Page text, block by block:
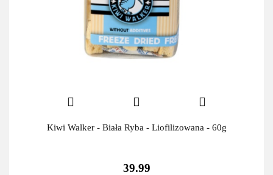
Kiwi Walker - Biała Ryba - Liofilizowana - 60g
39.99